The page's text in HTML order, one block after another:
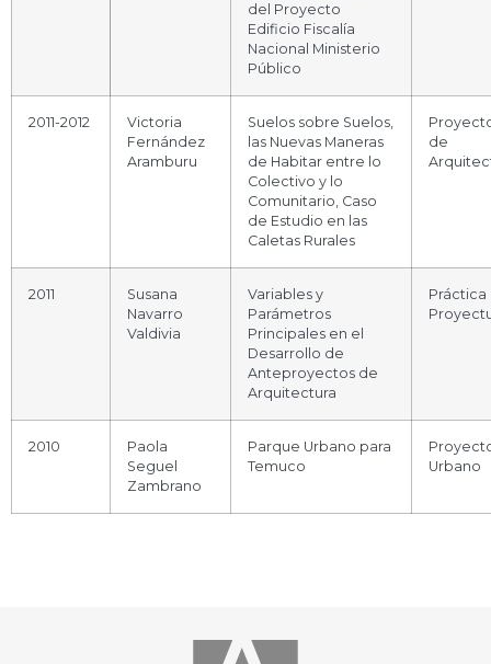
del Proyecto
Edificio Fiscalía
Nacional Ministerio
Público
2011-2012
Victoria
Fernández
Aramburu
Suelos sobre Suelos,
las Nuevas Maneras
de Habitar entre lo
Colectivo y lo
Comunitario, Caso
de Estudio en las
Caletas Rurales
de
2011
Susana
Navarro
Valdivia
Variables y
Parámetros
Principales en el
Desarrollo de
Anteproyectos de
Arquitectura
Práctica
2010
Paola
Seguel
Zambrano
Parque Urbano para
Temuco
Urbano